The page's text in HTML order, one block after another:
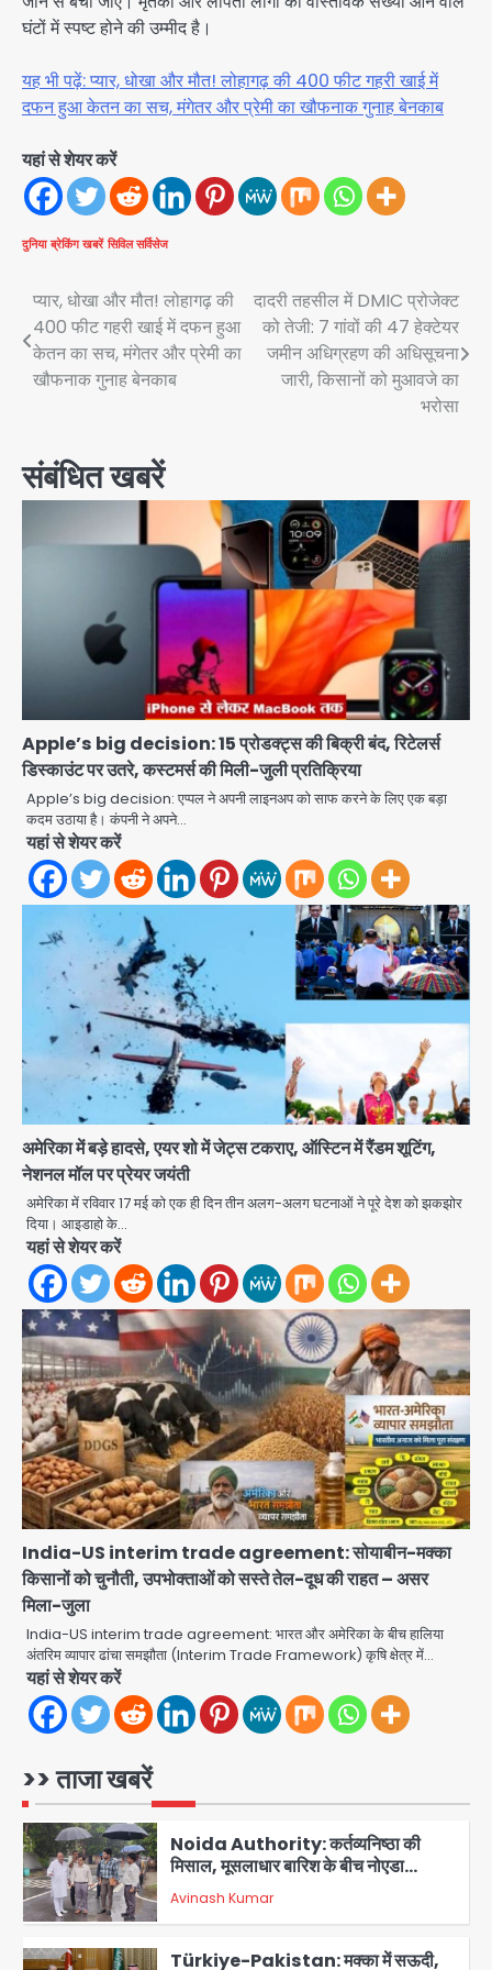
घंटों में स्पष्ट होने की उम्मीद है।
यह भी पढ़ें: प्यार, धोखा और मौत! लोहागढ़ की 400 फीट गहरी खाई में
दफन हुआ केतन का सच, मंगेतर और प्रेमी का खौफनाक गुनाह बेनकाब
यहां से शेयर करें
दुनिया ब्रेकिंग खबरें सिविल सर्विसेज
Post
navigation
प्यार, धोखा और मौत! लोहागढ़ की
400 फीट गहरी खाई में दफन हुआ
केतन का सच, मंगेतर और प्रेमी का
खौफनाक गुनाह बेनकाब
दादरी तहसील में DMIC प्रोजेक्ट
को तेजी: 7 गांवों की 47 हेक्टेयर
जमीन अधिग्रहण की अधिसूचना
जारी, किसानों को मुआवजे का
भरोसा
संबंधित खबरें
Apple’s big decision: 15 प्रोडक्ट्स की बिक्री बंद, रिटेलर्स
डिस्काउंट पर उतरे, कस्टमर्स की मिली-जुली प्रतिक्रिया
Apple’s big decision: एप्पल ने अपनी लाइनअप को साफ करने के लिए एक बड़ा
कदम उठाया है। कंपनी ने अपने…
यहां से शेयर करें
अमेरिका में बड़े हादसे, एयर शो में जेट्स टकराए, ऑस्टिन में रैंडम शूटिंग,
नेशनल मॉल पर प्रेयर जयंती
अमेरिका में रविवार 17 मई को एक ही दिन तीन अलग-अलग घटनाओं ने पूरे देश को झकझोर
दिया। आइडाहो के…
यहां से शेयर करें
India-US interim trade agreement: सोयाबीन-मक्का
किसानों को चुनौती, उपभोक्ताओं को सस्ते तेल-दूध की राहत – असर
मिला-जुला
India-US interim trade agreement: भारत और अमेरिका के बीच हालिया
अंतरिम व्यापार ढांचा समझौता (Interim Trade Framework) कृषि क्षेत्र में…
यहां से शेयर करें
>> ताजा खबरें
2
Noida Authority: कर्तव्यनिष्ठा की
मिसाल, मूसलाधार बारिश के बीच नोएडा
प्राधिकरण ने संभाला मोर्चा, सेक्टर 105
3
Türkiye-Pakistan: मक्का में सऊदी,
तुर्की और पाकिस्तान का साझा रक्षा समझौता,
जानें इसके मायने
Avinash Kumar
4
Greater Noida (Badalpur):
सरिया लदा कैंटर अनियंत्रित होकर घुसा
किराना दुकान में , ड्राइवर की मौत
Avinash Kumar
5
DC Movie Review: लोकेश कनगराज की
एक्टिंग डेब्यू फिल्म विजुअली स्ट्राइकिंग लेकिन
स्क्रीनप्ले में कमजोर, लेकिन कहानी अधूरी रह
गई, 3 स्टार रेटिंग
Avinash Kumar
Felix Hospital Noida: फेलिक्स
हॉस्पिटल और नोएडा लोक मंच की पहल, अब
डॉक्टर परामर्श सुविधा
Avinash Kumar
2
प्राधिकरण ने संभाला मोर्चा, सेक्टर 105
Avinash Kumar
3
Türkiye-Pakistan: मक्का में सऊदी,
तुर्की और पाकिस्तान का साझा रक्षा समझौता,
जानें इसके मायने
Avinash Kumar